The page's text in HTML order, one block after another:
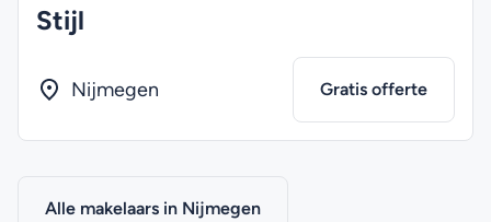
Stijl
Nijmegen Gratis offerte
Alle makelaars in Nijmegen